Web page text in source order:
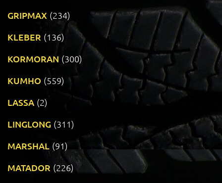
GRIPMAX (234)
KLEBER (136)
KORMORAN (300)
KUMHO (559)
LASSA (2)
LINGLONG (311)
MARSHAL (91)
MATADOR (226)